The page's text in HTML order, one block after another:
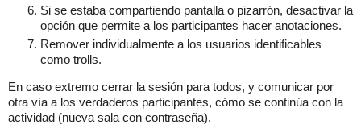
Si se estaba compartiendo pantalla o pizarrón, desactivar la
opción que permite a los participantes hacer anotaciones.
Remover individualmente a los usuarios identificables
como trolls.
En caso extremo cerrar la sesión para todos, y comunicar por
otra vía a los verdaderos participantes, cómo se continúa con la
actividad (nueva sala con contraseña).